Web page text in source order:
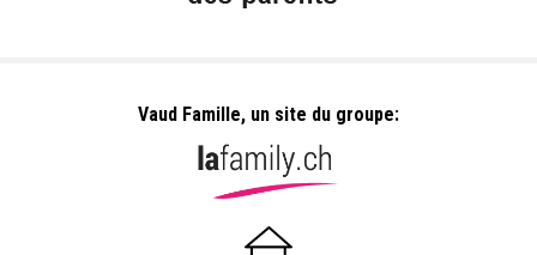
Vaud Famille, un site du groupe: